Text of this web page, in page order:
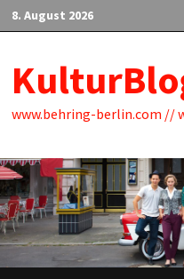
Zum
Inhalt
8. August 2026
www.behring-berlin.com //